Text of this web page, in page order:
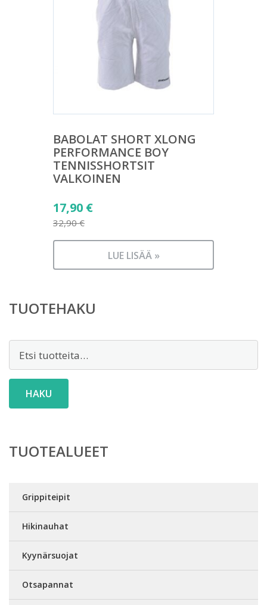
BABOLAT SHORT XLONG
PERFORMANCE BOY
TENNISSHORTSIT
VALKOINEN
32,90€
Alkuperäinen
hinta
oli:
17,90 €
Nykyinen
on:
LUE LISÄÄ »
TUOTEHAKU
HAKU
TUOTEALUEET
Grippiteipit
Hikinauhat
Kyynärsuojat
Otsapannat